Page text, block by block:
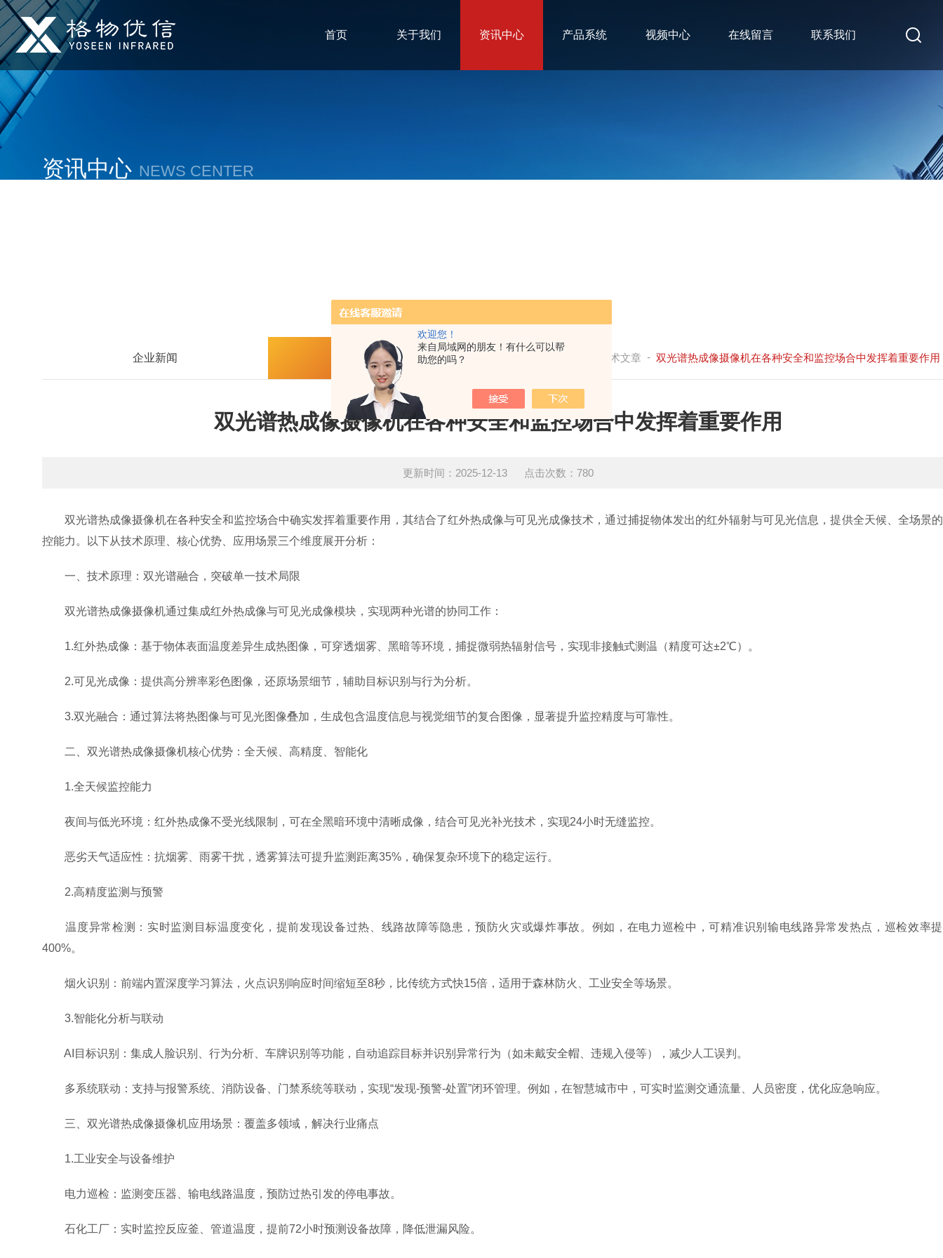
欢迎您！
来自局域网的朋友！有什么可以帮
助您的吗？
首页 关于我们 资讯中心 产品系统 视频中心 在线留言 联系我们
资讯中心 NEWS CENTER
企业新闻 技术文章 技术文章 - 双光谱热成像摄像机在各种安全和监控场合中发挥着重要作用
双光谱热成像摄像机在各种安全和监控场合中发挥着重要作用
更新时间：2025-12-13 点击次数：780
双光谱热成像摄像机在各种安全和监控场合中确实发挥着重要作用，其结合了红外热成像与可见光成像技术，通过捕捉物体发出的红外辐射与可见光信息，提供全天候、全场景
控能力。以下从技术原理、核心优势、应用场景三个维度展开分析：
一、技术原理：双光谱融合，突破单一技术局限
双光谱热成像摄像机通过集成红外热成像与可见光成像模块，实现两种光谱的协同工作：
1.红外热成像：基于物体表面温度差异生成热图像，可穿透烟雾、黑暗等环境，捕捉微弱热辐射信号，实现非接触式测温（精度可达±2℃）。
2.可见光成像：提供高分辨率彩色图像，还原场景细节，辅助目标识别与行为分析。
3.双光融合：通过算法将热图像与可见光图像叠加，生成包含温度信息与视觉细节的复合图像，显著提升监控精度与可靠性。
二、双光谱热成像摄像机核心优势：全天候、高精度、智能化
1.全天候监控能力
夜间与低光环境：红外热成像不受光线限制，可在全黑暗环境中清晰成像，结合可见光补光技术，实现24小时无缝监控。
恶劣天气适应性：抗烟雾、雨雾干扰，透雾算法可提升监测距离35%，确保复杂环境下的稳定运行。
2.高精度监测与预警
温度异常检测：实时监测目标温度变化，提前发现设备过热、线路故障等隐患，预防火灾或爆炸事故。例如，在电力巡检中，可精准识别输电线路异常发热点，巡检效率
400%。
烟火识别：前端内置深度学习算法，火点识别响应时间缩短至8秒，比传统方式快15倍，适用于森林防火、工业安全等场景。
3.智能化分析与联动
AI目标识别：集成人脸识别、行为分析、车牌识别等功能，自动追踪目标并识别异常行为（如未戴安全帽、违规入侵等），减少人工误判。
多系统联动：支持与报警系统、消防设备、门禁系统等联动，实现“发现-预警-处置”闭环管理。例如，在智慧城市中，可实时监测交通流量、人员密度，优化应急响应。
三、双光谱热成像摄像机应用场景：覆盖多领域，解决行业痛点
1.工业安全与设备维护
电力巡检：监测变压器、输电线路温度，预防过热引发的停电事故。
石化工厂：实时监控反应釜、管道温度，提前72小时预测设备故障，降低泄漏风险。